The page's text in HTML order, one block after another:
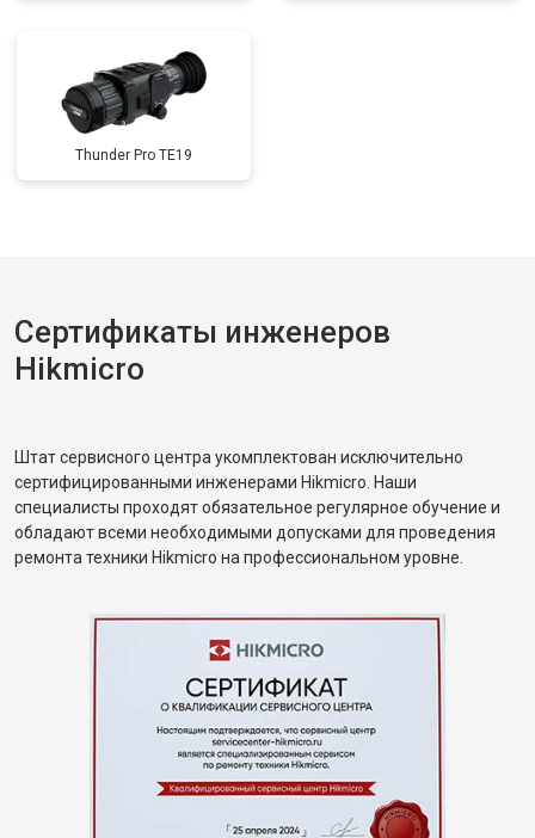
Thunder Pro TE19
Сертификаты инженеров
Hikmicro
Штат сервисного центра укомплектован исключительно
сертифицированными инженерами Hikmicro. Наши
специалисты проходят обязательное регулярное обучение и
обладают всеми необходимыми допусками для проведения
ремонта техники Hikmicro на профессиональном уровне.